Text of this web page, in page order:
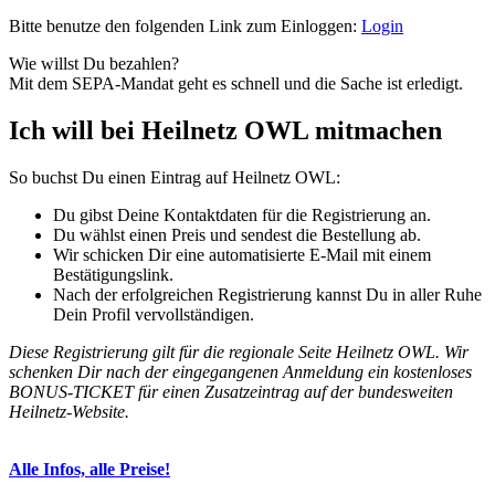
Bitte benutze den folgenden Link zum Einloggen: Login
Wie willst Du bezahlen?
Mit dem SEPA-Mandat geht es schnell und die Sache ist erledigt.
Ich will bei Heilnetz OWL mitmachen
So buchst Du einen Eintrag auf Heilnetz OWL:
Du gibst Deine Kontaktdaten für die Registrierung an.
Du wählst einen Preis und sendest die Bestellung ab.
Wir schicken Dir eine automatisierte E-Mail mit einem
Bestätigungslink.
Nach der erfolgreichen Registrierung kannst Du in aller Ruhe
Dein Profil vervollständigen.
Diese Registrierung gilt für die regionale Seite Heilnetz OWL. Wir
schenken Dir nach der eingegangenen Anmeldung ein kostenloses
BONUS-TICKET für einen Zusatzeintrag auf der bundesweiten
Heilnetz-Website.
Alle Infos, alle Preise!